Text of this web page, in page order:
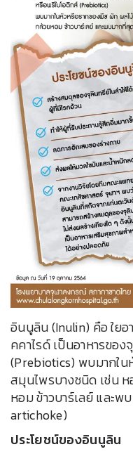
อินนูลิน (Inulin) คือ ใยอ
คคาไรด์ เป็นอาหารขอ
(Prebiotics) พบมากใน
สมุนไพรบางชนิด เช่น
หอม ข้าวบาร์เลย์ และ
artichoke)
ประโยชน์ของอินนูลิน